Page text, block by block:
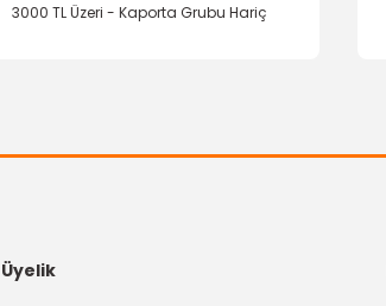
3000 TL Üzeri - Kaporta Grubu Hariç
Üyelik